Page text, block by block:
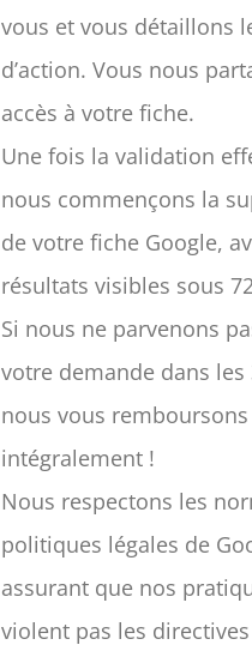
vous et vous détaillons
d’action. Vous nous
accès à votre fiche.
Une fois la validation
nous commençons la
de votre fiche Google,
résultats visibles sous
Si nous ne parvenons
votre demande dans les
nous vous remboursons
intégralement !
Nous respectons les
politiques légales de
assurant que nos
violent pas les